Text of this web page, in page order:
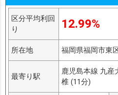
区分平均利回
り
12.99%
所在地 福岡県福岡市東
最寄り駅
鹿児島本線 九産
椎 (11分)